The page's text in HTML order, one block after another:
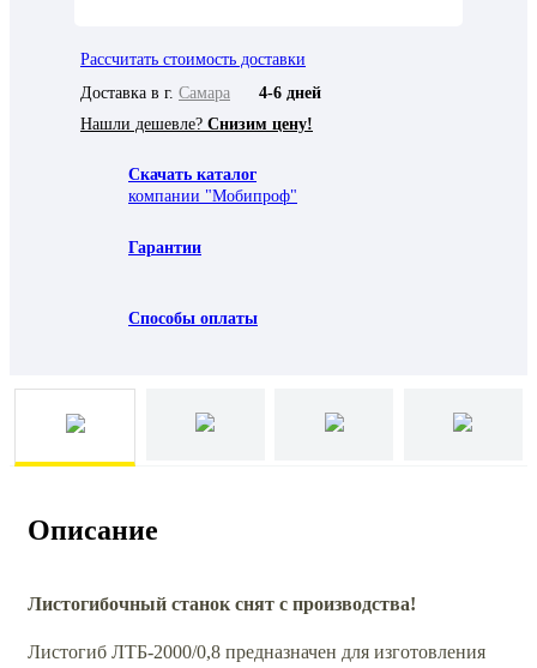
Рассчитать стоимость доставки
Доставка в г. Самара
4-6 дней
Нашли дешевле? Снизим цену!
Скачать каталог
компании "Мобипроф"
Гарантии
Способы оплаты
Описание
Листогибочный станок снят с производства!
Листогиб ЛТБ-2000/0,8 предназначен для изготовления